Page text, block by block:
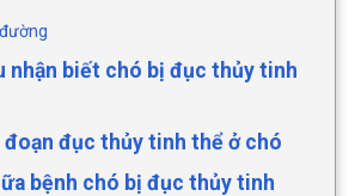
nhận biết chó bị đục thủy tinh
đoạn đục thủy tinh thể ở chó
bệnh chó bị đục thủy tinh